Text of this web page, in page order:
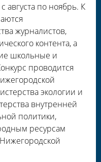
августа по ноябрь. К
журналистов,
контента, а
школьные и
проводится
экологии и
внутренней
политики,
ресурсам